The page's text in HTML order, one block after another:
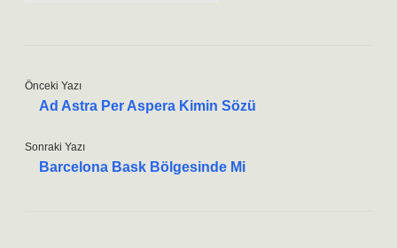
Önceki Yazı
Ad Astra Per Aspera Kimin Sözü
Sonraki Yazı
Barcelona Bask Bölgesinde Mi